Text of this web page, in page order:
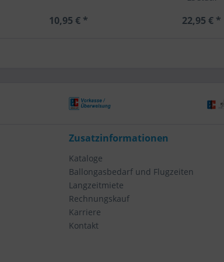
10,95 € * 22,95 € *
Zusatzinformationen
Kataloge
Ballongasbedarf und Flugzeiten
Langzeitmiete
Rechnungskauf
Karriere
Kontakt